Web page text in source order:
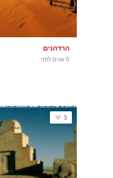
הרדהנים
6 שנים לפני
3